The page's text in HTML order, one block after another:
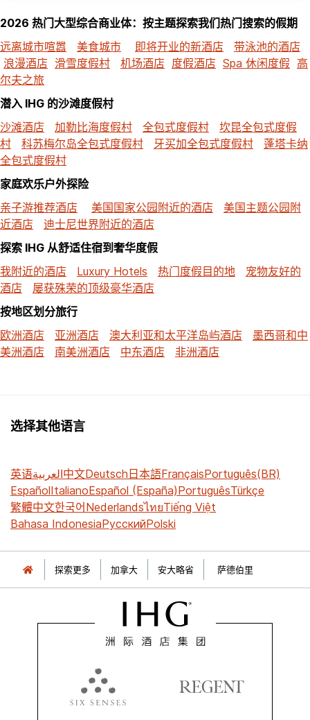
2026 热门大型综合商业体：按主题探索我们热门搜索的假期
远离城市喧嚣
美食城市 即将开业的新酒店
带泳池的酒店
浪漫酒店 滑雪度假村 机场酒店 度假酒店 Spa 休闲度假 高
尔夫之旅
潜入 IHG 的沙滩度假村
沙滩酒店
加勒比海度假村 全包式度假村
坎昆全包式度假
村
科苏梅尔岛全包式度假村 牙买加全包式度假村
蓬塔卡纳
全包式度假村
家庭欢乐户外探险
亲子游推荐酒店
美国国家公园附近的酒店
美国主题公园附
近酒店
迪士尼世界附近的酒店
探索 IHG 从舒适住宿到奢华度假
我附近的酒店
Luxury Hotels 热门度假目的地
宠物友好的
酒店
屡获殊荣的顶级豪华酒店
按地区划分旅行
欧洲酒店
亚洲酒店 澳大利亚和太平洋岛屿酒店
墨西哥和中
美洲酒店
南美洲酒店 中东酒店 非洲酒店
选择其他语言
英语العربية中文Deutsch日本語FrançaisPortuguês(BR)
EspañolItalianoEspañol (España)PortuguêsTürkçe
繁體中文한국어NederlandsไทยTiếng Việt
Bahasa IndonesiaРусскийPolski
探索更多 加拿大 安大略省 萨德伯里